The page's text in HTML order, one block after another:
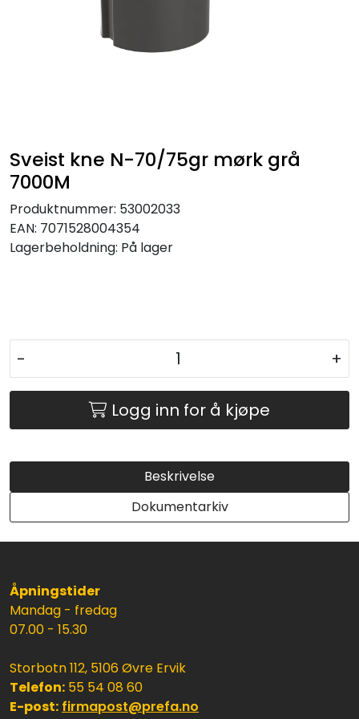
Sveist kne N-70/75gr mørk grå
7000M
Produktnummer: 53002033
EAN: 7071528004354
Lagerbeholdning: På lager
- +
Logg inn for å kjøpe
Beskrivelse
Dokumentarkiv
Åpningstider
Mandag - fredag
07.00 - 15.30
Storbotn 112, 5106 Øvre Ervik
Telefon: 55 54 08 60
E-post: firmapost@prefa.no